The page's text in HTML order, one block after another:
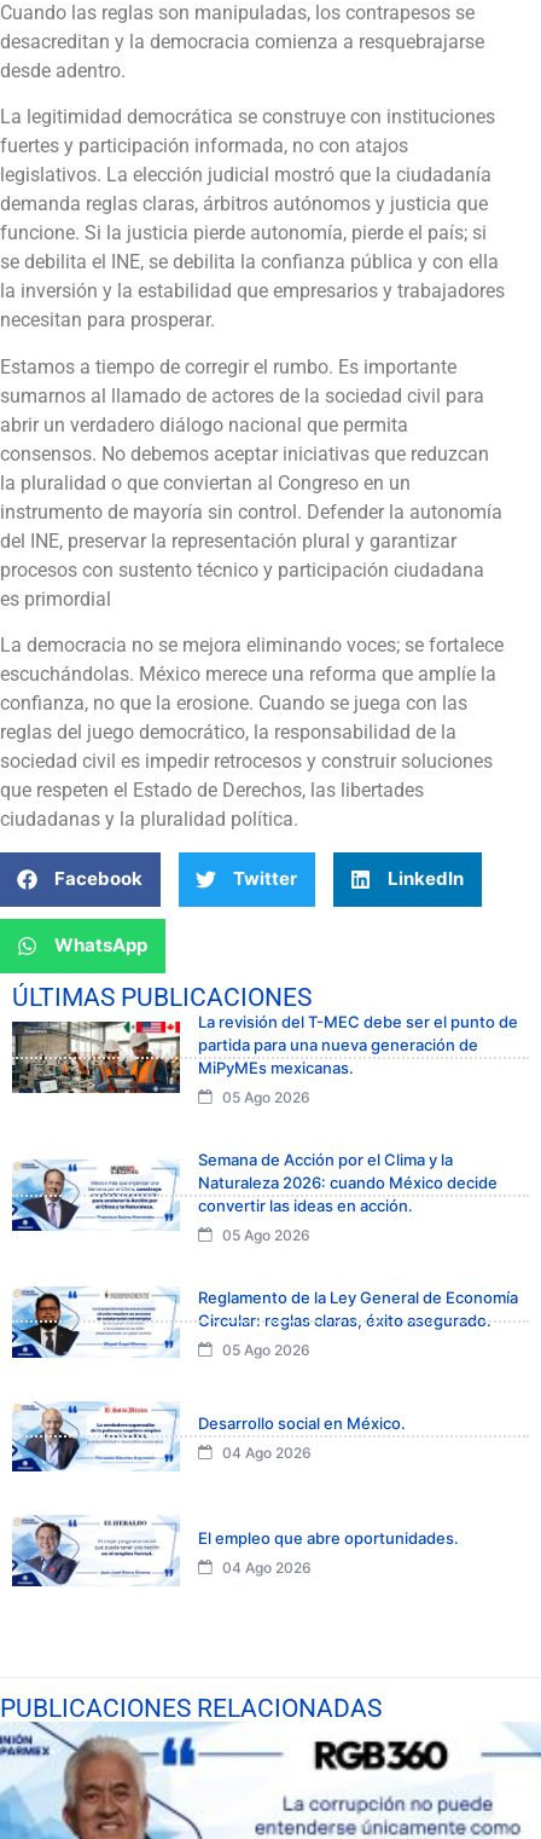
Cuando las reglas son manipuladas, los contrapesos se
desacreditan y la democracia comienza a resquebrajarse
desde adentro.
La legitimidad democrática se construye con instituciones
fuertes y participación informada, no con atajos
legislativos. La elección judicial mostró que la ciudadanía
demanda reglas claras, árbitros autónomos y justicia que
funcione. Si la justicia pierde autonomía, pierde el país; si
se debilita el INE, se debilita la confianza pública y con ella
la inversión y la estabilidad que empresarios y trabajadores
necesitan para prosperar.
Estamos a tiempo de corregir el rumbo. Es importante
sumarnos al llamado de actores de la sociedad civil para
abrir un verdadero diálogo nacional que permita
consensos. No debemos aceptar iniciativas que reduzcan
la pluralidad o que conviertan al Congreso en un
instrumento de mayoría sin control. Defender la autonomía
del INE, preservar la representación plural y garantizar
procesos con sustento técnico y participación ciudadana
es primordial
La democracia no se mejora eliminando voces; se fortalece
escuchándolas. México merece una reforma que amplíe la
confianza, no que la erosione. Cuando se juega con las
reglas del juego democrático, la responsabilidad de la
sociedad civil es impedir retrocesos y construir soluciones
que respeten el Estado de Derechos, las libertades
ciudadanas y la pluralidad política.
Facebook Twitter LinkedIn
WhatsApp
ÚLTIMAS PUBLICACIONES
La revisión del T-MEC debe ser el punto de
partida para una nueva generación de
MiPyMEs mexicanas.
05 Ago 2026
Semana de Acción por el Clima y la
Naturaleza 2026: cuando México decide
convertir las ideas en acción.
05 Ago 2026
Reglamento de la Ley General de Economía
Circular: reglas claras, éxito asegurado.
05 Ago 2026
Desarrollo social en México.
04 Ago 2026
El empleo que abre oportunidades.
04 Ago 2026
PUBLICACIONES RELACIONADAS